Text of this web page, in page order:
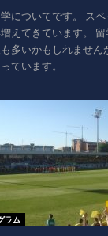
についてです。 ス
えてきています。
多いかもしれません
ています。
ラム